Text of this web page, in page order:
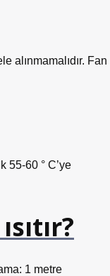
alınmamalıdır. Fan
55-60 ° C’ye
1 metre